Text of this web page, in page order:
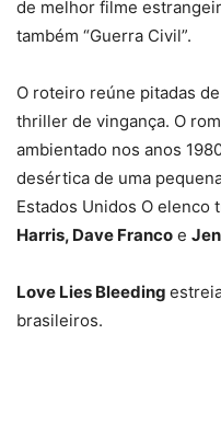
de melhor filme
também “Guerra Civil”.
O roteiro reúne pitadas
thriller de vingança. O
ambientado nos anos
desértica de uma
Estados Unidos O elenco
Harris, Dave Franco e
Love Lies Bleeding
brasileiros.